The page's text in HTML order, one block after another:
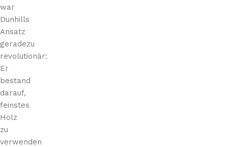
war
Dunhills
Ansatz
geradezu
revolutionär:
Er
bestand
darauf,
feinstes
Holz
zu
verwenden